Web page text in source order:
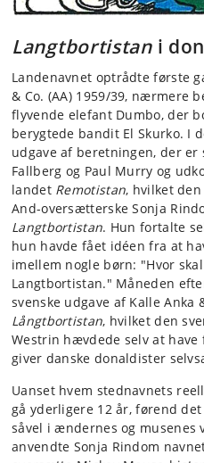
Langtbortistani
Landenavnet optrådte første
& Co. (AA) 1959/39, nærmere
flyvende elefant Dumbo, der
berygtede bandit El Skurko. I
udgave af beretningen, der er
Fallberg og Paul Murry og
landet Remotistan, hvilket
And-oversætterske Sonja
Langtbortistan. Hun fortalte
hun havde fået idéen fra at
imellem nogle børn: "Hvor
Langtbortistan." Måneden
svenske udgave af Kalle Anka
Långtbortistan, hvilket den
Westrin hævdede selv at
giver danske donaldister
Uanset hvem stednavnets
gå yderligere 12 år, førend
såvel i ændernes og musenes
anvendte Sonja Rindom